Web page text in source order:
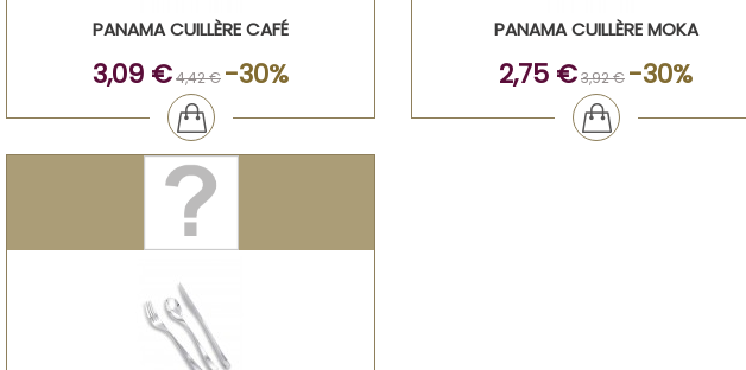
PANAMA CUILLÈRE CAFÉ
3,09 €4,42 € -30%
PANAMA CUILLÈRE MOKA
2,75 €3,92 € -30%